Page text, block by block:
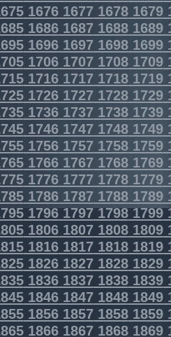
16761677 16781679
16861687 16881689
16961697 16981699
17061707 17081709
17161717 17181719
17261727 17281729
17361737 17381739
17461747 17481749
17561757 17581759
17661767 17681769
17761777 17781779
17861787 17881789
1796179717981799
1806180718081809
1816181718181819
1826182718281829
1836183718381839
1846184718481849
1856185718581859
1866186718681869